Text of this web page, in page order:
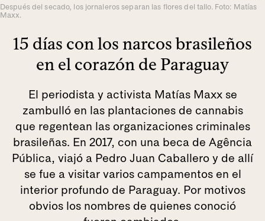
Después del secado, los jornaleros separan las flores del tallo. Foto: Matías
Maxx.
15 días con los narcos brasileños
en el corazón de Paraguay
El periodista y activista Matías Maxx se
zambulló en las plantaciones de cannabis
que regentean las organizaciones criminales
brasileñas. En 2017, con una beca de Agência
Pública, viajó a Pedro Juan Caballero y de allí
se fue a visitar varios campamentos en el
interior profundo de Paraguay. Por motivos
obvios los nombres de quienes conoció